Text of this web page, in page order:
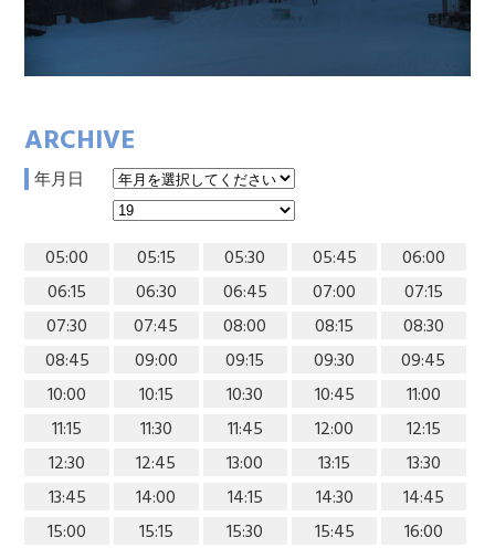
ARCHIVE
年月日
05:00 05:15 05:30 05:45
06:00
06:15
06:30 06:45 07:00
07:15
07:30
07:45 08:00 08:15
08:30
08:45
09:00 09:15 09:30
09:45
10:00
10:15 10:30 10:45
11:00
11:15
11:30 11:45 12:00
12:15
12:30
12:45 13:00 13:15
13:30
13:45
14:00 14:15 14:30
14:45
15:00
15:15 15:30 15:45
16:00